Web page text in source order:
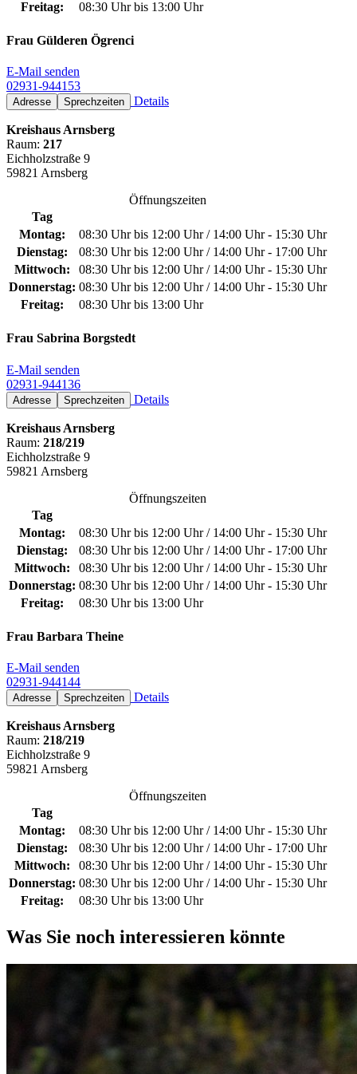
Freitag: 08:30 Uhr bis 13:00 Uhr
Frau Gülderen Ögrenci
E-Mail senden
02931-944153
Adresse Sprechzeiten Details
Kreishaus Arnsberg
Raum: 217
Eichholzstraße 9
59821 Arnsberg
Öffnungszeiten
Tag
Montag:
08:30 Uhr bis 12:00 Uhr / 14:00 Uhr - 15:30 Uhr
Dienstag:
08:30 Uhr bis 12:00 Uhr / 14:00 Uhr - 17:00 Uhr
Mittwoch:
08:30 Uhr bis 12:00 Uhr / 14:00 Uhr - 15:30 Uhr
Donnerstag: 08:30 Uhr bis 12:00 Uhr / 14:00 Uhr - 15:30 Uhr
Freitag:
08:30 Uhr bis 13:00 Uhr
Frau Sabrina Borgstedt
E-Mail senden
02931-944136
Adresse Sprechzeiten Details
Kreishaus Arnsberg
Raum: 218/219
Eichholzstraße 9
59821 Arnsberg
Öffnungszeiten
Tag
Montag:
08:30 Uhr bis 12:00 Uhr / 14:00 Uhr - 15:30 Uhr
Dienstag:
08:30 Uhr bis 12:00 Uhr / 14:00 Uhr - 17:00 Uhr
Mittwoch:
08:30 Uhr bis 12:00 Uhr / 14:00 Uhr - 15:30 Uhr
Donnerstag: 08:30 Uhr bis 12:00 Uhr / 14:00 Uhr - 15:30 Uhr
Freitag:
08:30 Uhr bis 13:00 Uhr
Frau Barbara Theine
E-Mail senden
02931-944144
Adresse Sprechzeiten Details
Kreishaus Arnsberg
Raum: 218/219
Eichholzstraße 9
59821 Arnsberg
Öffnungszeiten
Tag
Montag:
08:30 Uhr bis 12:00 Uhr / 14:00 Uhr - 15:30 Uhr
Dienstag:
08:30 Uhr bis 12:00 Uhr / 14:00 Uhr - 17:00 Uhr
Mittwoch:
08:30 Uhr bis 12:00 Uhr / 14:00 Uhr - 15:30 Uhr
Donnerstag: 08:30 Uhr bis 12:00 Uhr / 14:00 Uhr - 15:30 Uhr
Freitag:
08:30 Uhr bis 13:00 Uhr
Was Sie noch interessieren könnte